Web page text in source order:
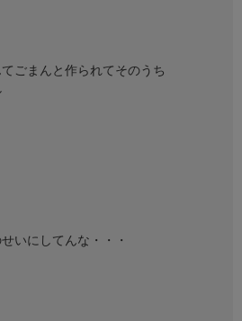
ごまんと作られてそのうち
いにしてんな・・・